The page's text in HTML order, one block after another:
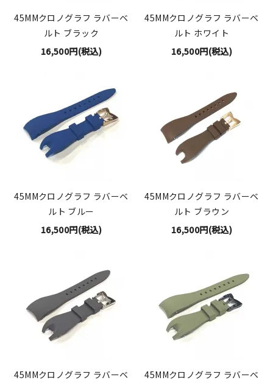
45MMクロノグラフ ラバーベ
ルト ブラック
16,500円(税込)
45MMクロノグラフ ラバーベ
ルト ホワイト
16,500円(税込)
45MMクロノグラフ ラバーベ
ルト ブルー
16,500円(税込)
45MMクロノグラフ ラバーベ
ルト ブラウン
16,500円(税込)
45MMクロノグラフ ラバーベ
45MMクロノグラフ ラバーベ